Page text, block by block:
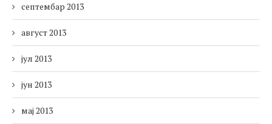
септембар 2013
август 2013
јул 2013
јун 2013
мај 2013